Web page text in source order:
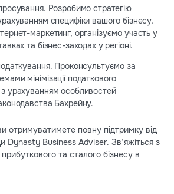
Розробимо стратегію
специфіки вашого бізнесу,
маркетинг, організуємо участь у
та бізнес-заходах у регіоні.
Проконсультуємо за
мінімізації податкового
урахуванням особливостей
Бахрейну.
отримуватимете повну підтримку від
Dynasty Business Adviser. Зв’яжіться з
та сталого бізнесу в